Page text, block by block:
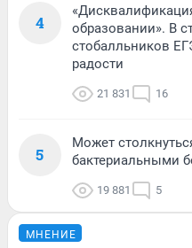
4
образовании». В
стобалльников
радости
21 831 16
5
Может
бактериальными
19 881 5
МНЕНИЕ